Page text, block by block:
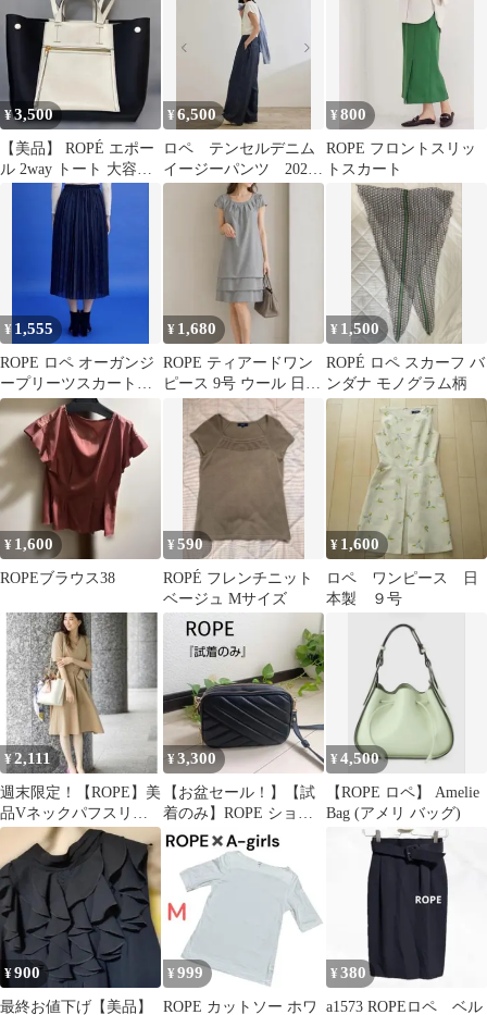
¥3,500
【美品】 ROPÉ エポー
ル 2way トート 大容量
ポケット付 撥水加工
¥6,500
ロペ テンセルデニム
イージーパンツ 2025
年 27500円 新品タグ付
¥800
ROPE フロントスリッ
トスカート
¥ 1,555
ROPE ロペ オーガンジ
ープリーツスカート＋
アンダースカート
¥ 1,680
ROPE ティアードワン
ピース 9号 ウール 日本
¥ 1,500
ROPÉ ロペ スカーフ バ
ンダナ モノグラム柄
¥ 1,600
ROPEブラウス38
¥590
ROPÉ フレンチニット
ベージュ Mサイズ
¥ 1,600
ロペ ワンピース 日
本製 ９号
¥2,111
週末限定！【ROPE】美
品Vネックパフスリー
ブワンピース 38
¥ 3,300
【お盆セール！】【試
着のみ】ROPE ショル
ダーバッグ ブラック
¥4,500
【ROPE ロペ】 Amelie
Bag (アメリ バッグ)
¥900
最終お値下げ【美品】
¥ 999
ROPE カットソー ホワ
¥380
a1573 ROPEロペ ベル